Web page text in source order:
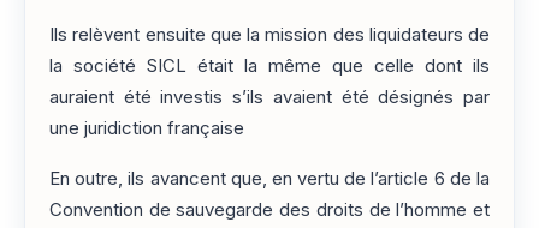
Ils relèvent ensuite que la mission des liquidateurs de
la société SICL était la même que celle dont ils
auraient été investis s’ils avaient été désignés par
une juridiction française
En outre, ils avancent que, en vertu de l’article 6 de la
Convention de sauvegarde des droits de l’homme et